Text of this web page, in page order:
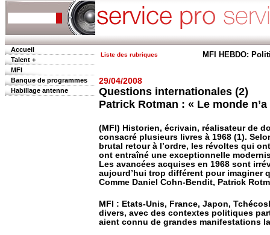
Accueil
Talent +
MFI
Banque de programmes
Habillage antenne
Liste des rubriques MFI HEBDO:
29/04/2008
Questions internationales (2)
Patrick Rotman : « Le monde
(MFI) Historien, écrivain, réalisateur de
consacré plusieurs livres à 1968 (1).
brutal retour à l’ordre, les révoltes qui
ont entraîné une exceptionnelle
Les avancées acquises en 1968 sont
aujourd’hui trop différent pour imaginer
Comme Daniel Cohn-Bendit, Patrick
MFI : Etats-Unis, France, Japon,
divers, avec des contextes politiques
aient connu de grandes manifestations